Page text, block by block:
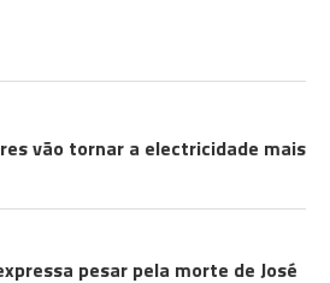
vão tornar a electricidade mais
pesar pela morte de José